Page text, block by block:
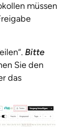
müssen
Bitte
Sie den
das